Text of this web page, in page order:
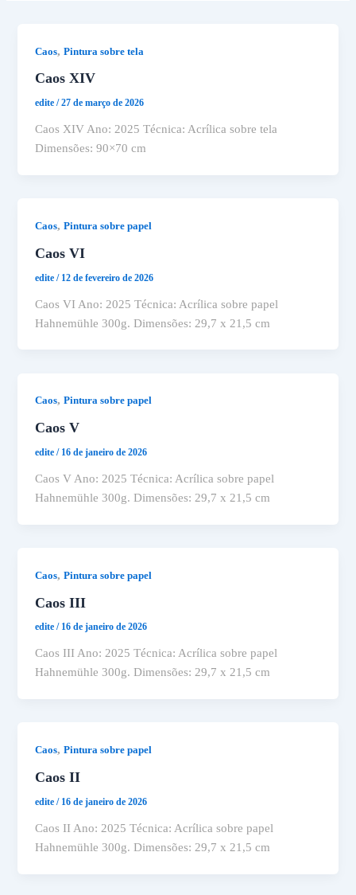
Caos,Pintura sobre tela
Caos XIV
edite/27 de março de 2026
Caos XIV Ano: 2025 Técnica: Acrílica sobre tela
Dimensões: 90×70 cm
Caos,Pintura sobre papel
Caos VI
edite/ 12 de fevereiro de 2026
Caos VI Ano: 2025 Técnica: Acrílica sobre papel
Hahnemühle 300g. Dimensões: 29,7 x 21,5 cm
Caos,Pintura sobre papel
Caos V
edite/ 16 de janeiro de 2026
Caos V Ano: 2025 Técnica: Acrílica sobre papel
Hahnemühle 300g. Dimensões: 29,7 x 21,5 cm
Caos,Pintura sobre papel
Caos III
edite/ 16 de janeiro de 2026
Caos III Ano: 2025 Técnica: Acrílica sobre papel
Hahnemühle 300g. Dimensões: 29,7 x 21,5 cm
Caos,Pintura sobre papel
Caos II
edite/ 16 de janeiro de 2026
Caos II Ano: 2025 Técnica: Acrílica sobre papel
Hahnemühle 300g. Dimensões: 29,7 x 21,5 cm